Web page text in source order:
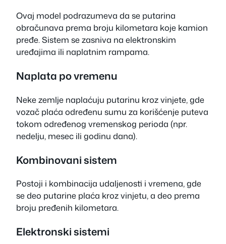
Ovaj model podrazumeva da se putarina
obračunava prema broju kilometara koje kamion
pređe. Sistem se zasniva na elektronskim
uređajima ili naplatnim rampama.
Naplata po vremenu
Neke zemlje naplaćuju putarinu kroz vinjete, gde
vozač plaća određenu sumu za korišćenje puteva
tokom određenog vremenskog perioda (npr.
nedelju, mesec ili godinu dana).
Kombinovani sistem
Postoji i kombinacija udaljenosti i vremena, gde
se deo putarine plaća kroz vinjetu, a deo prema
broju pređenih kilometara.
Elektronski sistemi